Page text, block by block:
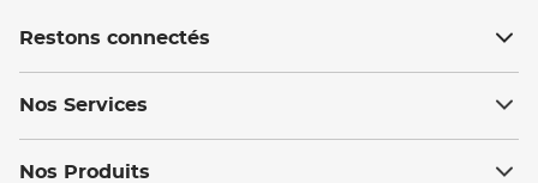
Restons connectés
Nos Services
Nos Produits